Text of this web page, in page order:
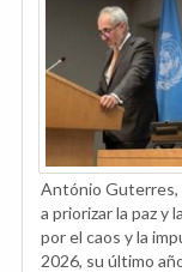
António Guterres,
a priorizar la paz y
por el caos y la
2026, su último